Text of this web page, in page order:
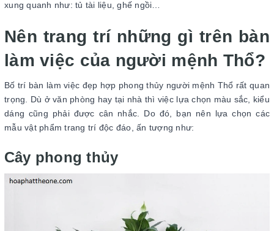
xung quanh như: tủ tài liệu, ghế ngồi…
Nên trang trí những gì trên bàn
làm việc của người mệnh Thổ?
Bố trí bàn làm việc đẹp hợp phong thủy người mệnh Thổ rất quan
trọng. Dù ở văn phòng hay tại nhà thì việc lựa chọn màu sắc, kiểu
dáng cũng phải được cân nhắc. Do đó, bạn nên lựa chọn các
mẫu vật phẩm trang trí độc đáo, ấn tượng như:
Cây phong thủy